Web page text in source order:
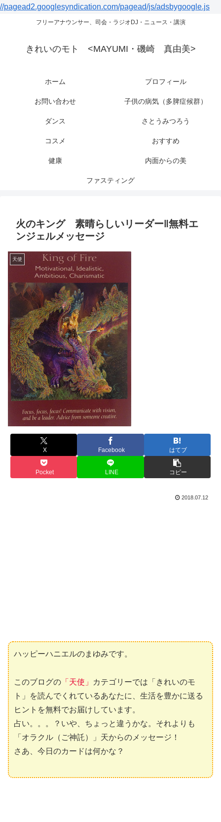
//pagead2.googlesyndication.com/pagead/js/adsbygoogle.js
フリーアナウンサー、司会・ラジオDJ・ニュース・講演
きれいのモト <MAYUMI・磯崎 真由美>
ホーム プロフィール
お問い合わせ 子供の病気（多脾症候群）
ダンス さとうみつろう
コスメ おすすめ
健康 内面からの美
ファスティング
火のキング 素晴らしいリーダー‖無料エ
ンジェルメッセージ
天使
X Facebook はてブ
Pocket LINE コピー
2018.07.12
ハッピーハニエルのまゆみです。
このブログの 「天使」
カテゴリーでは「きれいのモ
ト」を読んでくれているあなたに、生活を豊かに送る
ヒントを無料でお届けしています。
占い。。。？いや、ちょっと違うかな。それよりも
「オラクル（ご神託）」天からのメッセージ！
さあ、今日のカードは何かな？